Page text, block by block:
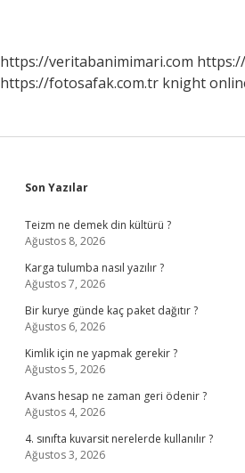
https://veritabanimimari.com
https://fotosafak.com.tr knight
Sidebar
Son Yazılar
Teizm ne demek din kültürü ?
Ağustos 8, 2026
Karga tulumba nasıl yazılır ?
Ağustos 7, 2026
Bir kurye günde kaç paket dağıtır ?
Ağustos 6, 2026
Kimlik için ne yapmak gerekir ?
Ağustos 5, 2026
Avans hesap ne zaman geri ödenir ?
Ağustos 4, 2026
4. sınıfta kuvarsit nerelerde kullanılır ?
Ağustos 3, 2026